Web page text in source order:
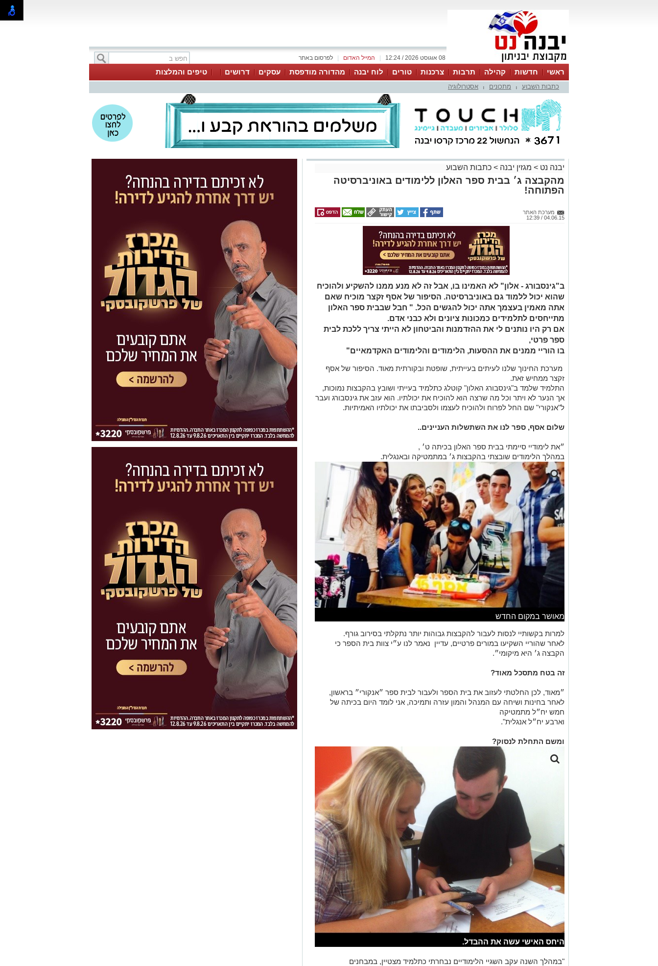
לפרסום באתר המייל האדום 08 אוגוסט 2026 / 12:24
ראשי חדשות קהילה תרבות צרכנות טורים לוח יבנה מהדורה מודפסת עסקים דרושים טיפים והמלצות
כתבות השבוע מתכונים אסטרולוגיה
יבנה נט > מגזין יבנה > כתבות השבוע
מהקבצה ג׳ בבית ספר האלון ללימודים באוניברסיטה
הפתוחה!
מערכת האתר
04.06.15 / 12:39
ב"גינסבורג - אלון" לא האמינו בו, אבל זה לא מנע ממנו להשקיע ולהוכיח
שהוא יכול ללמוד גם באוניברסיטה. הסיפור של אסף זקצר מוכיח שאם
אתה מאמין בעצמך אתה יכול להגשים הכל. " חבל שבבית ספר האלון
מתייחסים לתלמידים כמכונות ציונים ולא כבני אדם.
אם רק היו נותנים לי את ההזדמנות והביטחון לא הייתי צריך ללכת לבית
ספר פרטי,
בו הוריי ממנים את ההסעות, הלימודים והלימודים האקדמאיים"
מערכת החינוך שלנו לעיתים בעייתית, שופטת ובקורתית מאוד. הסיפור של אסף
זקצר ממחיש זאת.
התלמיד שלמד ב"גינסבורג האלון" קוטלג כתלמיד בעייתי ושובץ בהקבצות נמוכות,
אך הנער לא ויתר וכל מה שרצה הוא להוכיח את יכולתיו. הוא עזב את גינסבורג ועבר
ל"אנקורי" שם החל לפרוח ולהוכיח לעצמו ולסביבתו את יכולתיו האמיתיות.
שלום אסף, ספר לנו את השתשלות העניינים..
״את לימודיי סיימתי בבית ספר האלון בכיתה ט׳ ,
במהלך הלימודים שובצתי בהקבצות ג׳ במתמטיקה ובאנגלית.
מאושר במקום החדש
למרות בקשותיי לנסות לעבור להקבצות גבוהות יותר נתקלתי בסירוב גורף.
לאחר שהוריי השקיעו במורים פרטיים, עדיין נאמר לנו ע״י צוות בית הספר כי
הקבצה ג׳ היא מיקומי״.
זה בטח מתסכל מאוד?
״מאוד, לכן החלטתי לעזוב את בית הספר ולעבור לבית ספר ״אנקורי״ בראשון,
לאחר בחינות ושיחה עם המנהל והמון עזרה ותמיכה, אני לומד היום בכיתה של
חמש יח״ל מתמטיקה
וארבע יח״ל אנגלית".
ומשם התחלת לנסוק?
היחס האישי עשה את ההבדל.
"במהלך השנה עקב השגיי הלימודיים נבחרתי כתלמיד מצטיין, במבחנים